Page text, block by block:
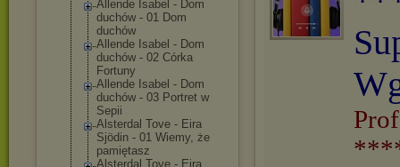
Allende Isabel - Dom
duchów - 01 Dom
duchów
Allende Isabel - Dom
duchów - 02 Córka
Fortuny
Allende Isabel - Dom
duchów - 03 Portret w
Sepii
Alsterdal Tove - Eira
Sjödin - 01 Wiemy, że
pamiętasz
Alsterdal Tove - Eira